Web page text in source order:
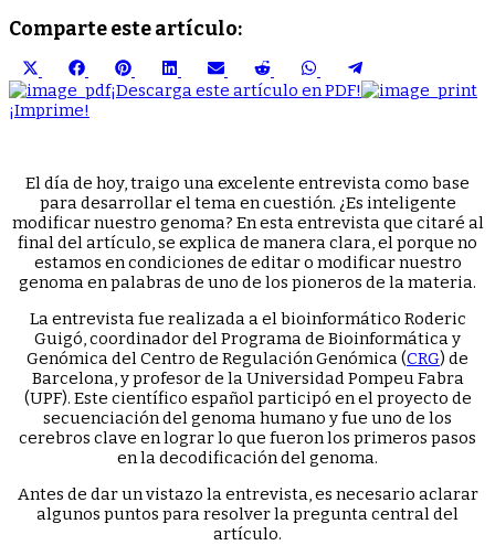
Comparte este artículo:
Compartir
en
X
Compartir
en
Compartir
en
Compartir
en
Compartir
en
Compartir
en
Compartir
en
en
¡Descarga este artículo en PDF!
¡Imprime!
El día de hoy, traigo una excelente entrevista como base
para desarrollar el tema en cuestión. ¿Es inteligente
modificar nuestro genoma? En esta entrevista que citaré al
final del artículo, se explica de manera clara, el porque no
estamos en condiciones de editar o modificar nuestro
genoma en palabras de uno de los pioneros de la materia.
La entrevista fue realizada a el bioinformático Roderic
Guigó, coordinador del Programa de Bioinformática y
Genómica del Centro de Regulación Genómica (CRG) de
Barcelona, y profesor de la Universidad Pompeu Fabra
(UPF). Este científico español participó en el proyecto de
secuenciación del genoma humano y fue uno de los
cerebros clave en lograr lo que fueron los primeros pasos
en la decodificación del genoma.
Antes de dar un vistazo la entrevista, es necesario aclarar
algunos puntos para resolver la pregunta central del
artículo.